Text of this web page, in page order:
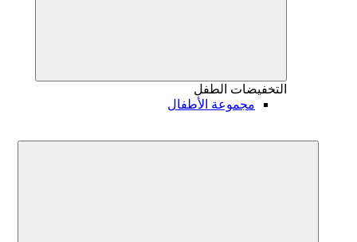
التخفيضات الطفل
مجموعة الأطفال